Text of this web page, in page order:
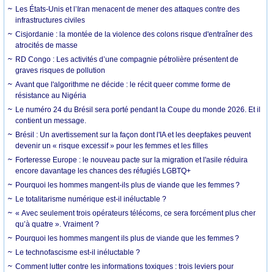
Les États-Unis et l’Iran menacent de mener des attaques contre des
infrastructures civiles
Cisjordanie : la montée de la violence des colons risque d'entraîner des
atrocités de masse
RD Congo : Les activités d’une compagnie pétrolière présentent de
graves risques de pollution
Avant que l'algorithme ne décide : le récit queer comme forme de
résistance au Nigéria
Le numéro 24 du Brésil sera porté pendant la Coupe du monde 2026. Et il
contient un message.
Brésil : Un avertissement sur la façon dont l'IA et les deepfakes peuvent
devenir un « risque excessif » pour les femmes et les filles
Forteresse Europe : le nouveau pacte sur la migration et l'asile réduira
encore davantage les chances des réfugiés LGBTQ+
Pourquoi les hommes mangent-ils plus de viande que les femmes ?
Le totalitarisme numérique est-il inéluctable ?
« Avec seulement trois opérateurs télécoms, ce sera forcément plus cher
qu’à quatre ». Vraiment ?
Pourquoi les hommes mangent ils plus de viande que les femmes ?
Le technofascisme est-il inéluctable ?
Comment lutter contre les informations toxiques : trois leviers pour